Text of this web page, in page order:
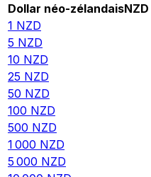
Dollar néo-zélandaisNZD
1 NZD
5 NZD
10 NZD
25 NZD
50 NZD
100 NZD
500 NZD
1 000 NZD
5 000 NZD